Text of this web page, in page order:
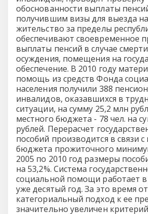
обоснованности выплаты
получившим визы для выезда
жительство за пределы
обеспечивают своевременное
выплаты пенсий в случае
осуждения, помещения на
обеспечение. В 2010 году
помощь из средств Фонда
населения получили 388
инвалидов, оказавшихся в
ситуации, на сумму 25,2 млн
местного бюджета - 78 чел. на
рублей. Перерасчет
пособий производится в связи
бюджета прожиточного
2005 по 2010 год размеры
на 53,2%. Система
социальной помощи работает в
уже десятый год. За это время
категориальный подход к ее
значительно увеличен